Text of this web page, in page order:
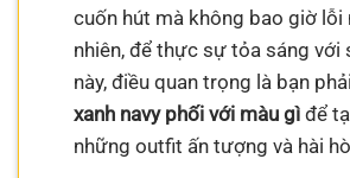
cuốn hút mà không bao giờ lỗi
nhiên, để thực sự tỏa sáng với
này, điều quan trọng là bạn
xanh navy phối với màu gì để
những outfit ấn tượng và hài